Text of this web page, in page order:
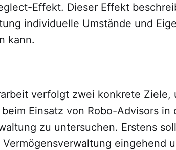
Effekt. Dieser Effekt
individuelle Umstände und
kann.
verfolgt zwei konkrete Ziele,
Einsatz von Robo-Advisors in
zu untersuchen. Erstens
Vermögensverwaltung eingehend